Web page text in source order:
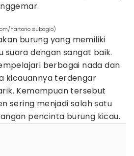
hartono subagio)
burung yang memiliki
suara dengan sangat baik.
berbagai nada dan
kicauannya terdengar
Kemampuan tersebut
sering menjadi salah satu
pencinta burung kicau.